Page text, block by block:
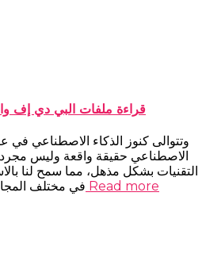
قراءة ملفات البي دي إف
وتتوالى كنوز الذكاء الاصطناعي في
الاصطناعي حقيقة واقعة وليس
التقنيات بشكل مذهل، مما سمح لنا
في مختلف Read more